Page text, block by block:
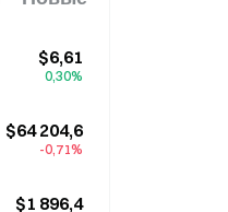
$6,61
0,30%
$64 204,6
-0,71%
$1 896,4